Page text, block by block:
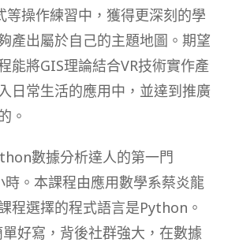
等操作練習中，獲得更深刻的學
產出屬於自己的主題地圖。期望
能將GIS理論結合VR技術實作產
日常生活的應用中，並達到推廣
。
數據分析達人的第一門
。本課程由應用數學系蔡炎龍
程選擇的程式語言是Python。
好寫，背後社群強大，在數據